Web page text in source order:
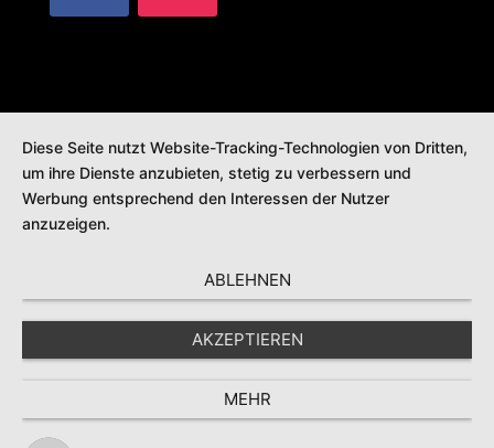
Diese Seite nutzt Website-Tracking-Technologien von Dritten,
um ihre Dienste anzubieten, stetig zu verbessern und
Werbung entsprechend den Interessen der Nutzer
anzuzeigen.
ABLEHNEN
AKZEPTIEREN
MEHR